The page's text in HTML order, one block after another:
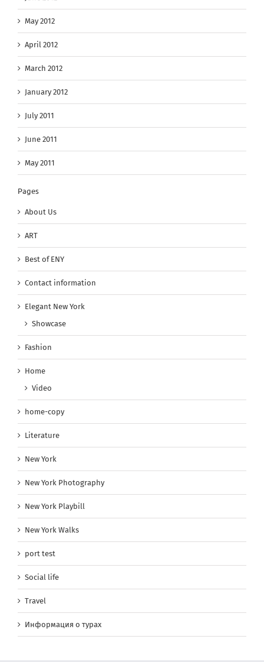
May 2012
April 2012
March 2012
January 2012
July 2011
June 2011
May 2011
Pages
About Us
ART
Best of ENY
Contact information
Elegant New York
Showcase
Fashion
Home
Video
home-copy
Literature
New York
New York Photography
New York Playbill
New York Walks
port test
Social life
Travel
Информация о турах